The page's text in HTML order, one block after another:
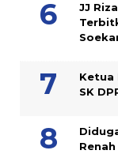
JJ
Ketua
SK